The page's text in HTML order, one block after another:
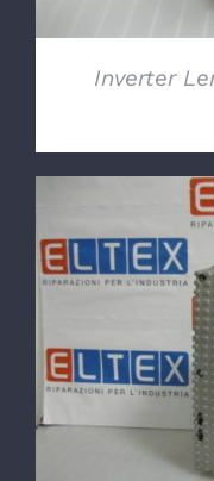
Inverter